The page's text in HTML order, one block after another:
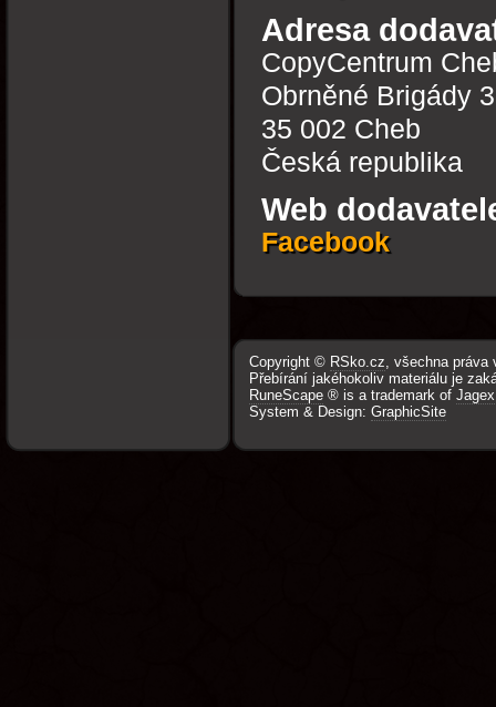
Adresa
CopyCentrum
Obrněné Brigády
35 002 Cheb
Česká republika
Web
Facebook
Copyright © RSko.cz, všechna práva
Přebírání jakéhokoliv materiálu je
RuneScape® is a trademark of Jagex
System & Design: GraphicSite